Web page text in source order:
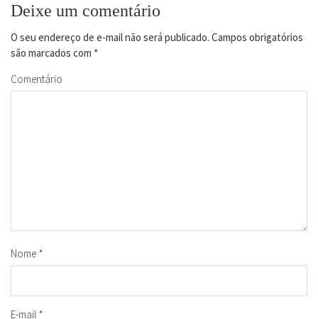
Deixe um comentário
O seu endereço de e-mail não será publicado. Campos obrigatórios
são marcados com *
Comentário
Nome *
E-mail *